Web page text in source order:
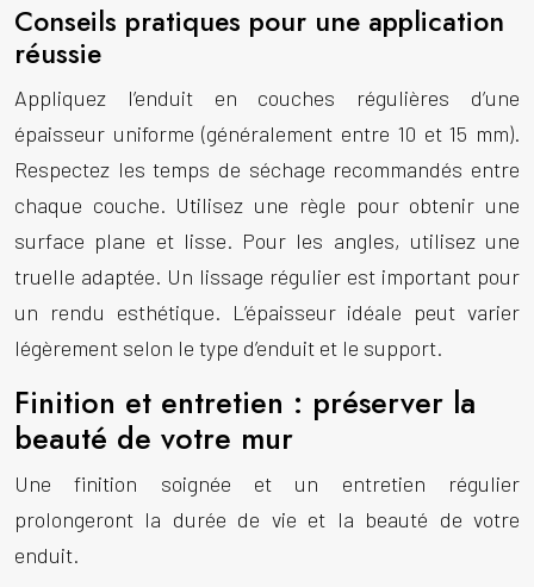
Conseils pratiques pour une application
réussie
Appliquez l’enduit en couches régulières d’une
épaisseur uniforme (généralement entre 10 et 15 mm).
Respectez les temps de séchage recommandés entre
chaque couche. Utilisez une règle pour obtenir une
surface plane et lisse. Pour les angles, utilisez une
truelle adaptée. Un lissage régulier est important pour
un rendu esthétique. L’épaisseur idéale peut varier
légèrement selon le type d’enduit et le support.
Finition et entretien : préserver la
beauté de votre mur
Une finition soignée et un entretien régulier
prolongeront la durée de vie et la beauté de votre
enduit.